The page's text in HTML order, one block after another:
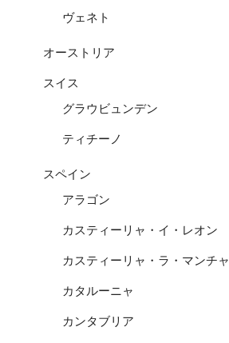
ヴェネト
オーストリア
スイス
グラウビュンデン
ティチーノ
スペイン
アラゴン
カスティーリャ・イ・レオン
カスティーリャ・ラ・マンチャ
カタルーニャ
カンタブリア